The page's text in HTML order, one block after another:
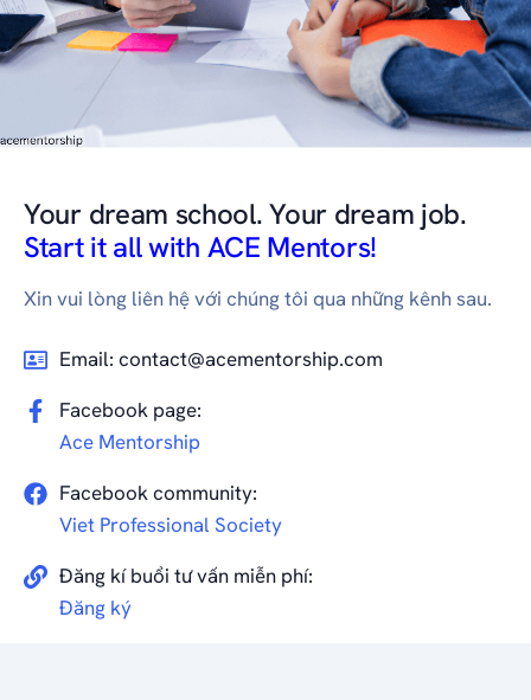
Your dream school. Your dream job.
Start it all with ACE Mentors!
Xin vui lòng liên hệ với chúng tôi qua những kênh sau.
Email: contact@acementorship.com
Facebook page:
Ace Mentorship
Facebook community:
Viet Professional Society
Đăng kí buổi tư vấn miễn phí:
Đăng ký